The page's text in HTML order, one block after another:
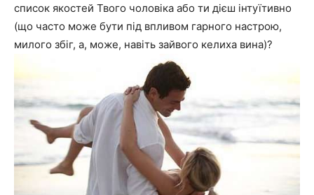
список якостей Твого чоловіка або ти дієш інтуїтивно
(що часто може бути під впливом гарного настрою,
милого збіг, а, може, навіть зайвого келиха вина)?